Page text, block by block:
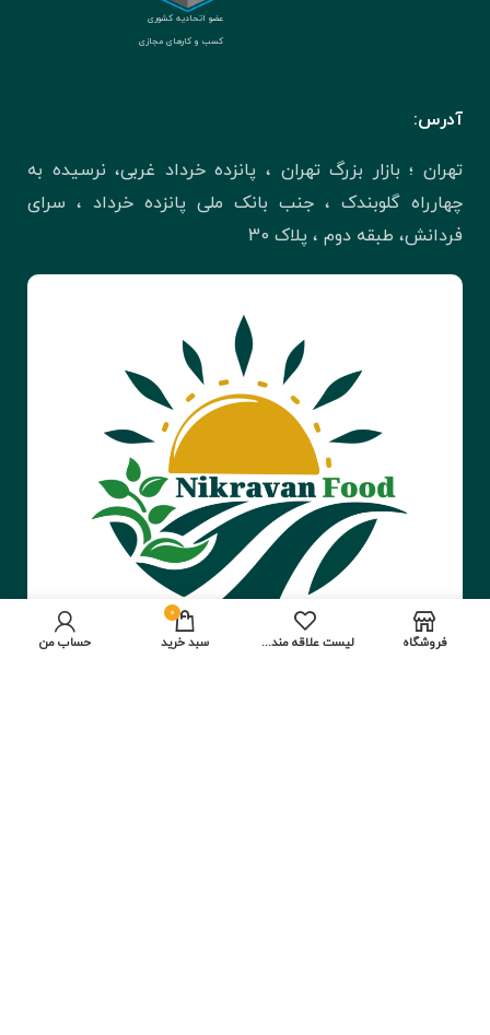
عضو اتحادیه کشوری
کسب و کارهای مجازی
آدرس:
تهران ؛ بازار بزرگ تهران ، پانزده خرداد غربی، نرسیده به
چهارراه گلوبندک ، جنب بانک ملی پانزده خرداد ، سرای
فردانش، طبقه دوم ، پلاک 30
فروشگاه لیست علاقه مندی ها
0
سبد خرید حساب من